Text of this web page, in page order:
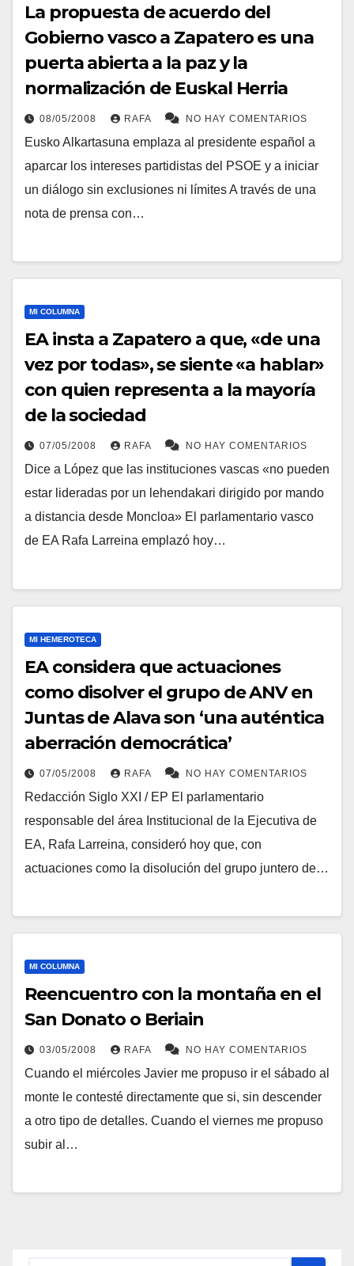
La propuesta de acuerdo del
Gobierno vasco a Zapatero es una
puerta abierta a la paz y la
normalización de Euskal Herria
08/05/2008 RAFA NO HAY COMENTARIOS
Eusko Alkartasuna emplaza al presidente español a
aparcar los intereses partidistas del PSOE y a iniciar
un diálogo sin exclusiones ni lí­mites A través de una
nota de prensa con…
MI COLUMNA
EA insta a Zapatero a que, «de una
vez por todas», se siente «a hablar»
con quien representa a la mayorí­a
de la sociedad
07/05/2008 RAFA NO HAY COMENTARIOS
Dice a López que las instituciones vascas «no pueden
estar lideradas por un lehendakari dirigido por mando
a distancia desde Moncloa» El parlamentario vasco
de EA Rafa Larreina emplazó hoy…
MI HEMEROTECA
EA considera que actuaciones
como disolver el grupo de ANV en
Juntas de Alava son ‘una auténtica
aberración democrática’
07/05/2008 RAFA NO HAY COMENTARIOS
Redacción Siglo XXI / EP El parlamentario
responsable del área Institucional de la Ejecutiva de
EA, Rafa Larreina, consideró hoy que, con
actuaciones como la disolución del grupo juntero de…
MI COLUMNA
Reencuentro con la montaña en el
San Donato o Beriain
03/05/2008 RAFA NO HAY COMENTARIOS
Cuando el miércoles Javier me propuso ir el sábado al
monte le contesté directamente que si, sin descender
a otro tipo de detalles. Cuando el viernes me propuso
subir al…